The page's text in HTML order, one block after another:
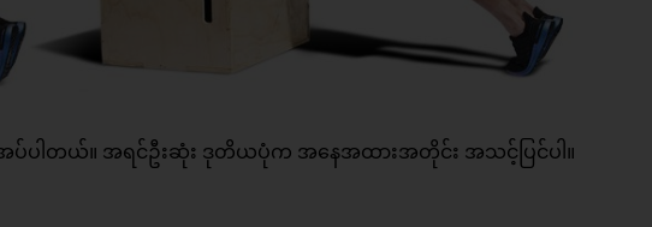
ါတယ်။ အရင်ဦးဆုံး ဒုတိယပုံက အနေအထားအတိုင်း အသင့်ပြင်ပါ။